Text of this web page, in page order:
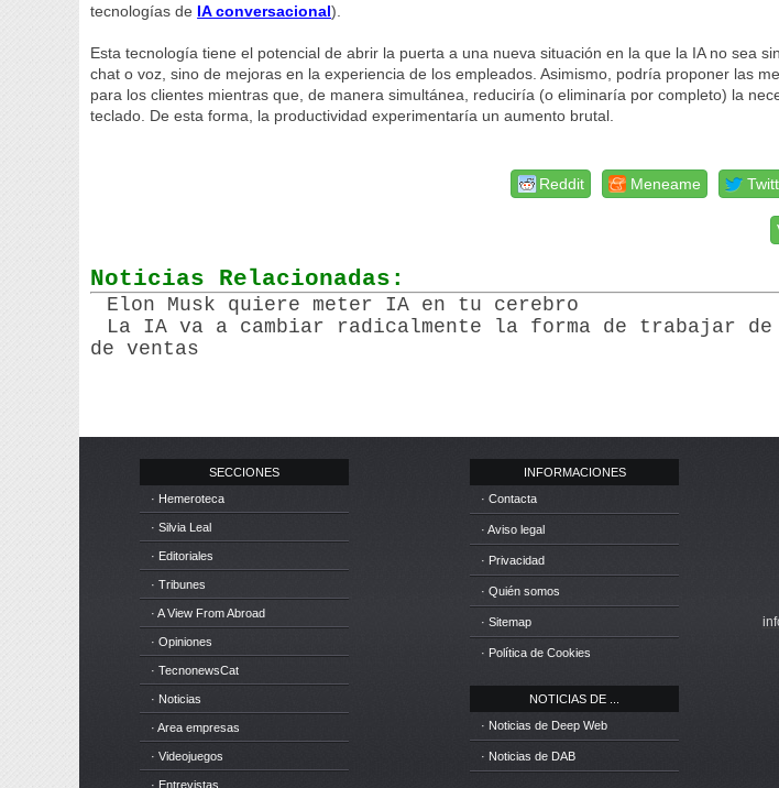
tecnologías de IA conversacional).
Esta tecnología tiene el potencial de abrir la puerta a una nueva situación en la que la IA no sea
chat o voz, sino de mejoras en la experiencia de los empleados. Asimismo, podría proponer las
para los clientes mientras que, de manera simultánea, reduciría (o eliminaría por completo) la
teclado. De esta forma, la productividad experimentaría un aumento brutal.
Meneame
Reddit
Noticias Relacionadas:
Elon Musk quiere meter IA en tu cerebro
La IA va a cambiar radicalmente la forma de trabajar
de ventas
SECCIONES
· Hemeroteca
· Silvia Leal
· Editoriales
· Tribunes
· A View From Abroad
· Opiniones
· TecnonewsCat
· Noticias
· Area empresas
· Videojuegos
· Entrevistas
INFORMACIONES
· Contacta
· Aviso legal
· Privacidad
· Quién somos
· Sitemap
· Política de Cookies
NOTICIAS DE ...
· Noticias de Deep Web
· Noticias de DAB